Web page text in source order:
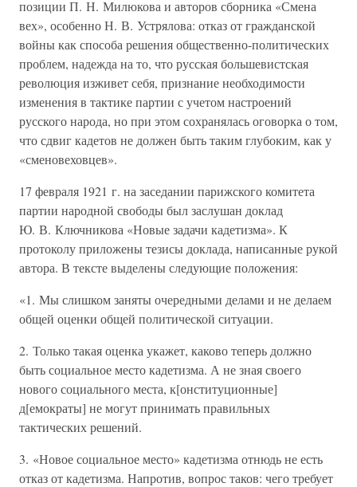
позиции П. Н. Милюкова и авторов сборника «Смена
вех», особенно Н. В. Устрялова: отказ от гражданской
войны как способа решения общественно-политических
проблем, надежда на то, что русская большевистская
революция изживет себя, признание необходимости
изменения в тактике партии с учетом настроений
русского народа, но при этом сохранялась оговорка о том,
что сдвиг кадетов не должен быть таким глубоким, как у
«сменовеховцев».
17 февраля 1921 г. на заседании парижского комитета
партии народной свободы был заслушан доклад
Ю. В. Ключникова «Новые задачи кадетизма». К
протоколу приложены тезисы доклада, написанные рукой
автора. В тексте выделены следующие положения:
«1. Мы слишком заняты очередными делами и не делаем
общей оценки общей политической ситуации.
2. Только такая оценка укажет, каково теперь должно
быть социальное место кадетизма. А не зная своего
нового социального места, к[онституционные]
д[емократы] не могут принимать правильных
тактических решений.
3. «Новое социальное место» кадетизма отнюдь не есть
отказ от кадетизма. Напротив, вопрос таков: чего требует